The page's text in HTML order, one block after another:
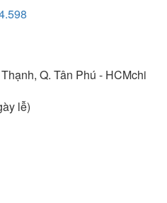
Q. Tân Phú - HCMchi
lễ)